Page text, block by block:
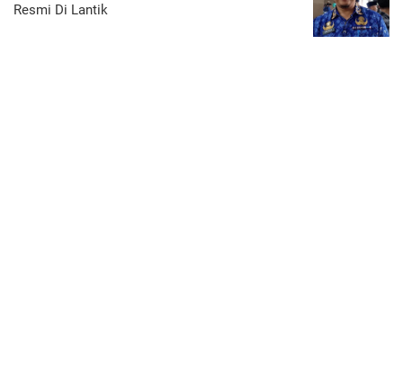
Resmi Di Lantik